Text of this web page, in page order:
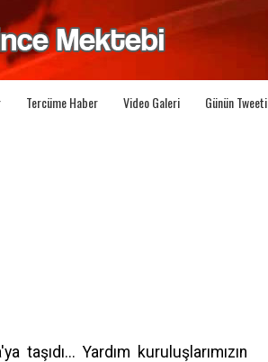
Tercüme Haber Video Galeri Günün Tweeti
Yardım kuruluşlarımızın